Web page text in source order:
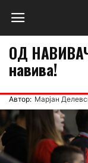
ОД
навива!
Автор: Марјан